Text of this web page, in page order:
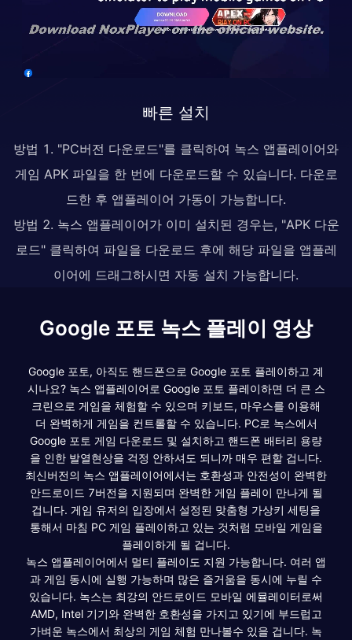
빠른 설치
방법 1. "PC버전 다운로드"를 클릭하여 녹스 앱플레이어와
게임 APK 파일을 한 번에 다운로드할 수 있습니다. 다운로
드한 후 앱플레이어 가동이 가능합니다.
방법 2. 녹스 앱플레이어가 이미 설치된 경우는, "APK 다운
로드" 클릭하여 파일을 다운로드 후에 해당 파일을 앱플레
이어에 드래그하시면 자동 설치 가능합니다.
Google 포토 녹스 플레이 영상
Google 포토, 아직도 핸드폰으로 Google 포토 플레이하고 계
시나요? 녹스 앱플레이어로 Google 포토 플레이하면 더 큰 스
크린으로 게임을 체험할 수 있으며 키보드, 마우스를 이용해
더 완벽하게 게임을 컨트롤할 수 있습니다. PC로 녹스에서
Google 포토 게임 다운로드 및 설치하고 핸드폰 배터리 용량
을 인한 발열현상을 걱정 안하셔도 되니까 매우 편할 겁니다.
최신버전의 녹스 앱플레이어에서는 호환성과 안전성이 완벽한
안드로이드 7버전을 지원되며 완벽한 게임 플레이 만나게 될
겁니다. 게임 유저의 입장에서 설정된 맞춤형 가상키 세팅을
통해서 마침 PC 게임 플레이하고 있는 것처럼 모바일 게임을
플레이하게 될 겁니다.
녹스 앱플레이어에서 멀티 플레이도 지원 가능합니다. 여러 앱
과 게임 동시에 실행 가능하며 많은 즐거움을 동시에 누릴 수
있습니다. 녹스는 최강의 안드로이드 모바일 에뮬레이터로써
AMD, Intel 기기와 완벽한 호환성을 가지고 있기에 부드럽고
가벼운 녹스에서 최상의 게임 체험 만나볼수 있을 겁니다. 녹